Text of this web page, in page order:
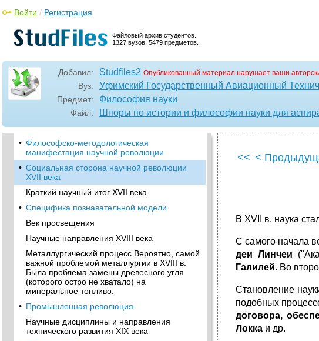
Файловый архив студентов.
1327 вузов, 5479 предметов.
Войти / Регистрация
Добавил: Studfiles2 Опубликованный материал нарушает ваши
Вуз: Уфимский Государственный Авиационный
Предмет: Философия науки
Файл: Шпоры по истории и философии науки для
• 12. Научная революция XVII в. Становление
экспериментального метода и
математического естествознания как
предпосылки приложения научных
Изменение познавательной ситуации
• Множественность обитаемых миров
Новая модель мира. Кеплер в своей книге
обозначил три закона движения планет.
Космология и механика Галилея
• Философско-методологическая
манифестация научной революции
• Социальная сторона научной революции
XVII века
Краткий научный итог XVII века
• Специфика познавательной модели
Век просвещения
Научные направления XVIII века
Металлургический процесс Вероятно, самой
важной проблемой металлургии в XVIII в.
Была проблема замены древесного угля
(которого остро не хватало) на
минеральное топливо.
• Промышленная революция
Научные дисциплины и направления
технического развития XIX века
<< <
В XVII в. наука
С самого начала
деи Линчеи
Галилей. Во
Становление
подобных
договора,
Локка и др.